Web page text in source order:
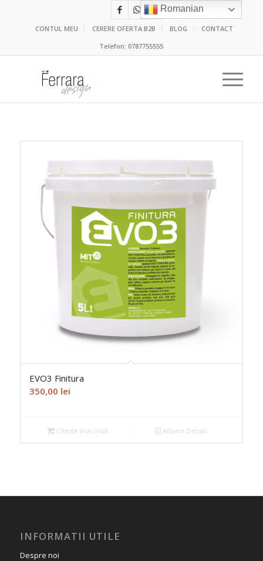
CONTUL MEU CERERE OFERTA B2B BLOG
CONTACT
Telefon:0787755555
EVO3 Finitura
350,00 lei
Citește mai mult Afișare Detalii
INFORMATII UTILE
Despre noi
Romanian